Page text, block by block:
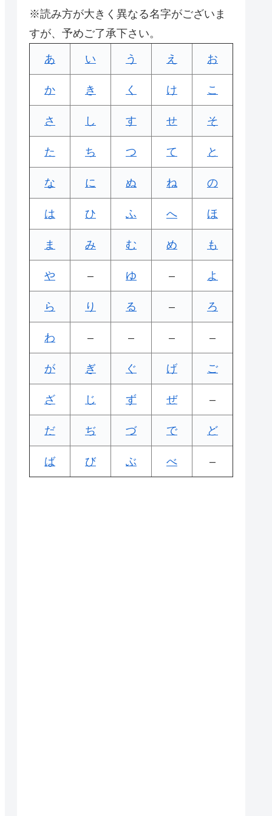
※読み方が大きく異なる名字がございま
すが、予めご了承下さい。
あ い う え お
か き く け こ
さ し す せ そ
た ち つ て と
な に ぬ ね の
は ひ ふ へ ほ
ま み む め も
や – ゆ – よ
ら り る – ろ
わ – – – –
が ぎ ぐ げ ご
ざ じ ず ぜ –
だ ぢ づ で ど
ば び ぶ べ –